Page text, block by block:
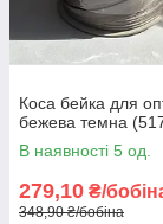
Коса бейка для
бежева темна
В наявності 5 од.
279,10 ₴/
348,90 ₴/бобіна